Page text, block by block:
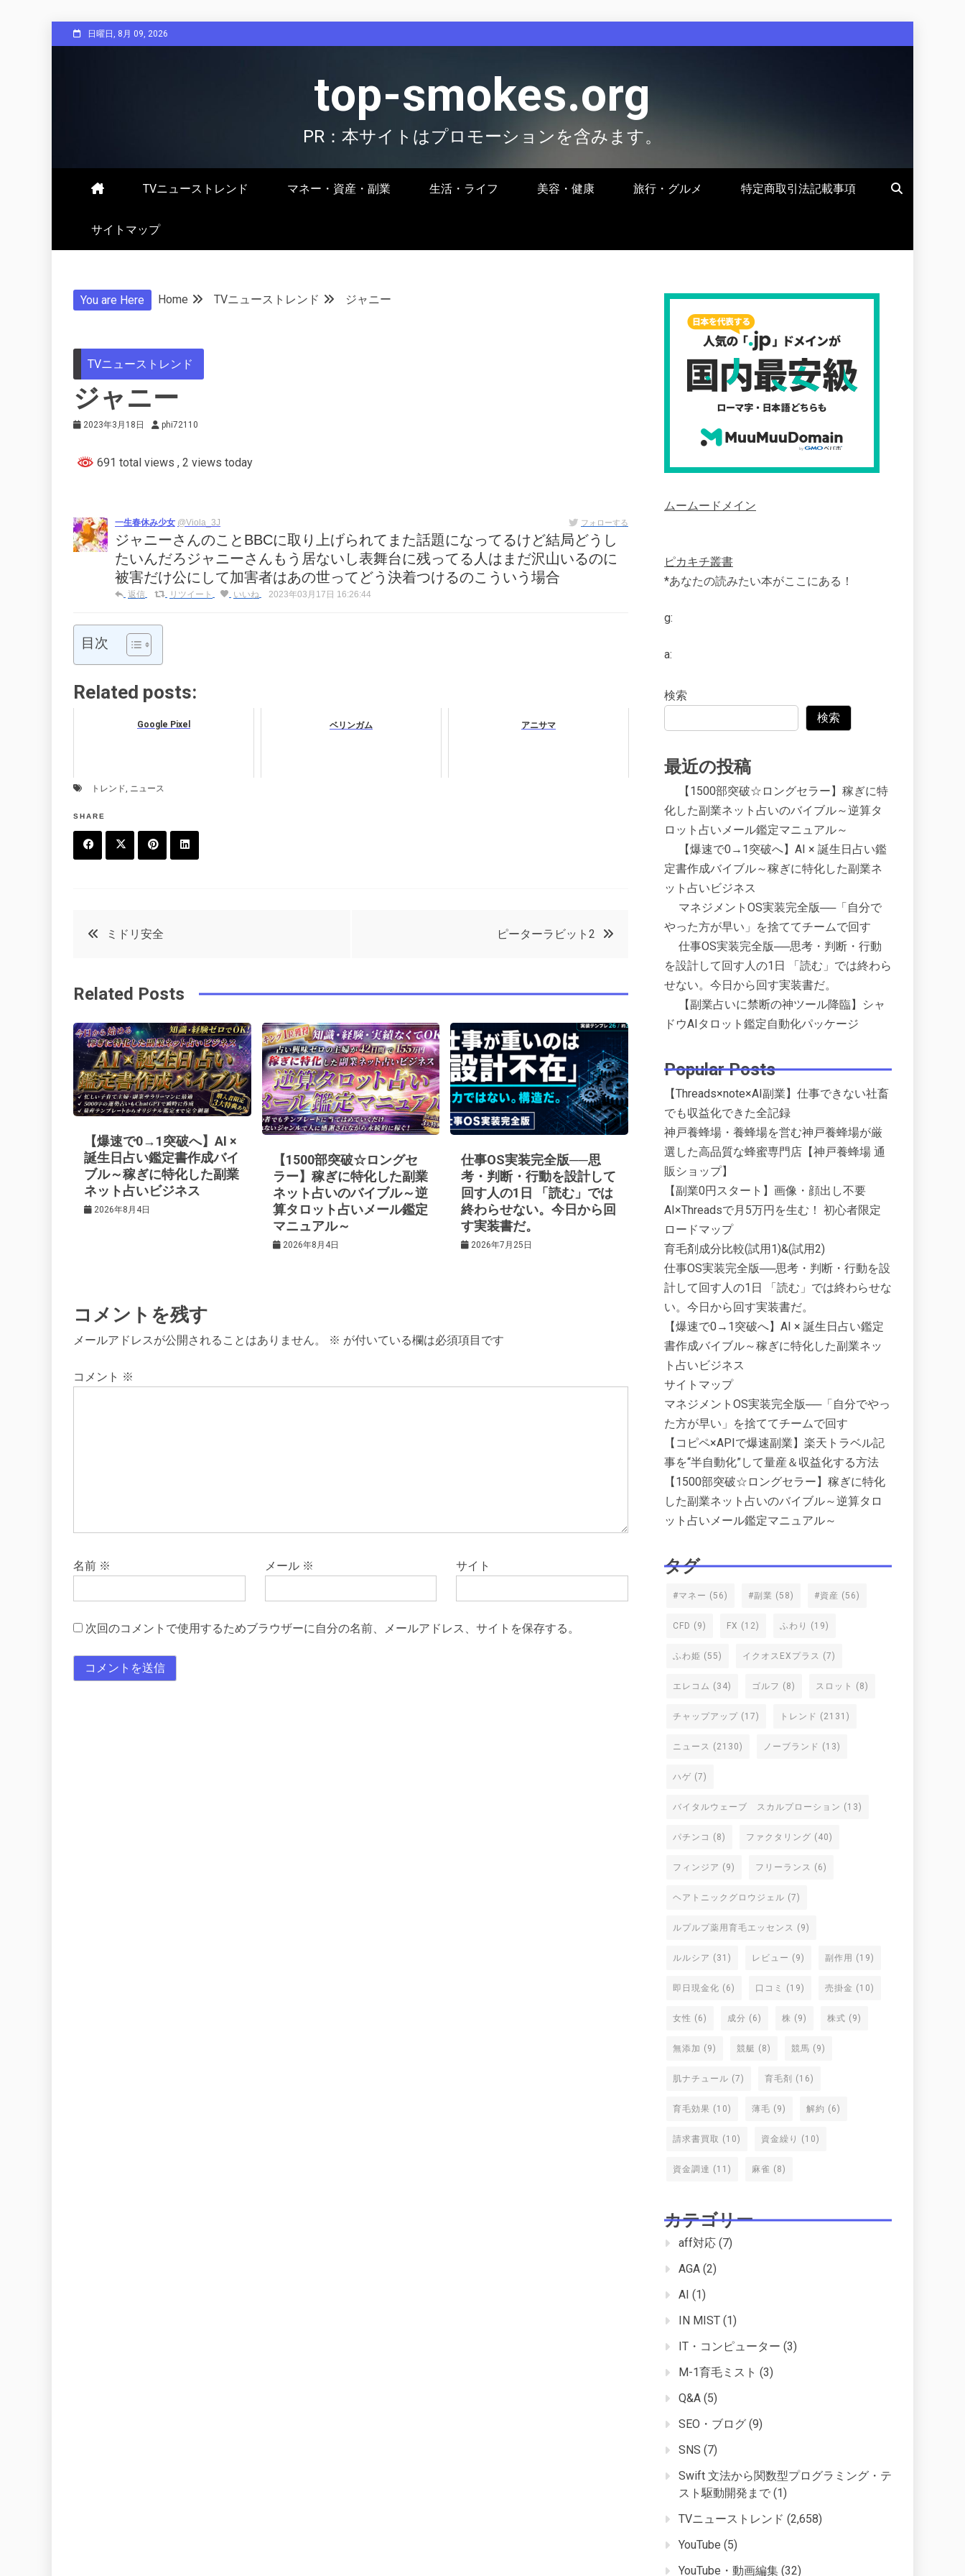
to
日曜日, 8月 09, 2026
top-smokes.org
PR：本サイトはプロモーションを含みます。
TVニューストレンド マネー・資産・副業 生活・ライフ 美容・健康 旅行・グルメ 特定商取引法記載事項
サイトマップ
You are Here Home TVニューストレンド ジャニー
TVニューストレンド
ジャニー
2023年3月18日 phi72110
691 total views , 2 views today
一生春休み少女 @Viola_3J フォローする
ジャニーさんのことBBCに取り上げられてまた話題になってるけど結局どうし
たいんだろジャニーさんもう居ないし表舞台に残ってる人はまだ沢山いるのに
被害だけ公にして加害者はあの世ってどう決着つけるのこういう場合
返信 リツイート いいね 2023年03月17日 16:26:44
目次
Related posts:
Google Pixel ベリンガム アニサマ
トレンド, ニュース
SHARE
o
k
r
e
e
t
in
投
ナ
ビ
ゲ
ー
シ
ョ
ミドリ安全 ピーターラビット2
Related Posts
【爆速で0→1突破へ】AI ×
誕生日占い鑑定書作成バイ
ブル～稼ぎに特化した副業
ネット占いビジネス
2026年8月4日
【1500部突破☆ロングセ
ラー】稼ぎに特化した副業
ネット占いのバイブル～逆
算タロット占いメール鑑定
マニュアル～
2026年8月4日
仕事OS実装完全版──思
考・判断・行動を設計して
回す人の1日 「読む」では
終わらせない。今日から回
す実装書だ。
2026年7月25日
コメントを残す
メールアドレスが公開されることはありません。 ※ が付いている欄は必須項目です
コメント ※
名前 ※ メール ※ サイト
次回のコメントで使用するためブラウザーに自分の名前、メールアドレス、サイトを保存する。
ムームードメイン
ピカキチ叢書
*あなたの読みたい本がここにある！
g:
a:
検索
検索
最近の投稿
【1500部突破☆ロングセラー】稼ぎに特
化した副業ネット占いのバイブル～逆算タ
ロット占いメール鑑定マニュアル～
【爆速で0→1突破へ】AI × 誕生日占い鑑
定書作成バイブル～稼ぎに特化した副業ネ
ット占いビジネス
マネジメントOS実装完全版──「自分で
やった方が早い」を捨ててチームで回す
仕事OS実装完全版──思考・判断・行動
を設計して回す人の1日 「読む」では終わら
せない。今日から回す実装書だ。
【副業占いに禁断の神ツール降臨】シャ
ドウAIタロット鑑定自動化パッケージ
Popular Posts
【Threads×note×AI副業】仕事できない社畜
でも収益化できた全記録
神戸養蜂場・養蜂場を営む神戸養蜂場が厳
選した高品質な蜂蜜専門店【神戸養蜂場 通
販ショップ】
【副業0円スタート】画像・顔出し不要
AI×Threadsで月5万円を生む！ 初心者限定
ロードマップ
育毛剤成分比較(試用1)&(試用2)
仕事OS実装完全版──思考・判断・行動を設
計して回す人の1日 「読む」では終わらせな
い。今日から回す実装書だ。
【爆速で0→1突破へ】AI × 誕生日占い鑑定
書作成バイブル～稼ぎに特化した副業ネッ
ト占いビジネス
サイトマップ
マネジメントOS実装完全版──「自分でやっ
た方が早い」を捨ててチームで回す
【コピペ×APIで爆速副業】楽天トラベル記
事を“半自動化”して量産＆収益化する方法
【1500部突破☆ロングセラー】稼ぎに特化
した副業ネット占いのバイブル～逆算タロ
ット占いメール鑑定マニュアル～
タグ
#マネー (56) #副業 (58) #資産 (56)
CFD (9) FX (12) ふわり (19)
ふわ姫 (55) イクオスEXプラス (7)
エレコム (34) ゴルフ (8) スロット (8)
チャップアップ (17) トレンド (2131)
ニュース (2130) ノーブランド (13)
ハゲ (7)
バイタルウェーブ スカルプローション (13)
パチンコ (8) ファクタリング (40)
フィンジア (9) フリーランス (6)
ヘアトニックグロウジェル (7)
ルプルプ薬用育毛エッセンス (9)
ルルシア (31) レビュー (9) 副作用 (19)
即日現金化 (6) 口コミ (19) 売掛金 (10)
女性 (6) 成分 (6) 株 (9) 株式 (9)
無添加 (9) 競艇 (8) 競馬 (9)
肌ナチュール (7) 育毛剤 (16)
育毛効果 (10) 薄毛 (9) 解約 (6)
請求書買取 (10) 資金繰り (10)
資金調達 (11) 麻雀 (8)
カテゴリー
aff対応 (7)
AGA (2)
AI (1)
IN MIST (1)
IT・コンピューター (3)
M-1育毛ミスト (3)
Q&A (5)
SEO・ブログ (9)
SNS (7)
Swift 文法から関数型プログラミング・テ
スト駆動開発まで (1)
TVニューストレンド (2,658)
YouTube (5)
YouTube・動画編集 (32)